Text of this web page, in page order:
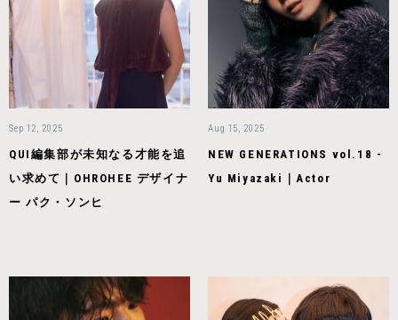
Sep 12, 2025
QUI編集部が未知なる才能を追
い求めて｜OHROHEE デザイナ
ー パク・ソンヒ
Aug 15, 2025
NEW GENERATIONS vol.18 -
Yu Miyazaki｜Actor